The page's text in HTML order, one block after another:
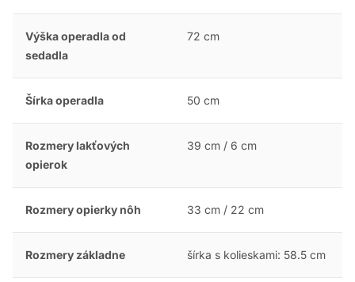
Výška operadla od
sedadla
72 cm
Šírka operadla 50 cm
Rozmery lakťových
opierok
39 cm / 6 cm
Rozmery opierky nôh 33 cm / 22 cm
Rozmery základne šírka s kolieskami: 58.5 cm